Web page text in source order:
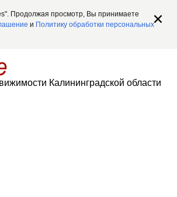
Продолжая просмотр, Вы принимаете
и Политику обработки персональных
Калининградской области